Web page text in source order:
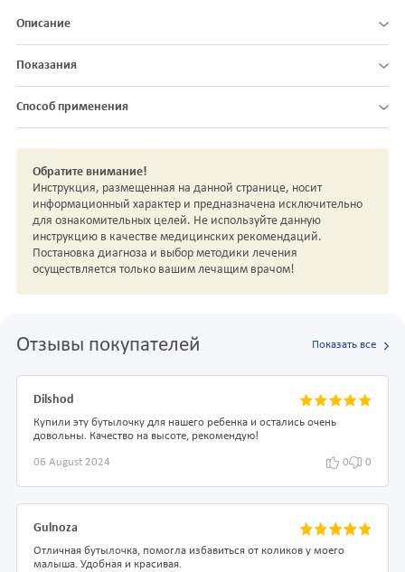
Описание
Показания
Способ применения
Обратите внимание!
Инструкция, размещенная на данной странице, носит
информационный характер и предназначена исключительно
для ознакомительных целей. Не используйте данную
инструкцию в качестве медицинских рекомендаций.
Постановка диагноза и выбор методики лечения
осуществляется только вашим лечащим врачом!
Отзывы покупателей Показать все
Dilshod
Купили эту бутылочку для нашего ребенка и остались очень
довольны. Качество на высоте, рекомендую!
06 August 2024 0 0
Gulnoza
Отличная бутылочка, помогла избавиться от коликов у моего
малыша. Удобная и красивая.